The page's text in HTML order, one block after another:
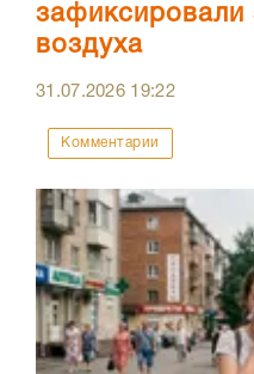
зафиксировали
воздуха
31.07.2026 19:22
Комментарии